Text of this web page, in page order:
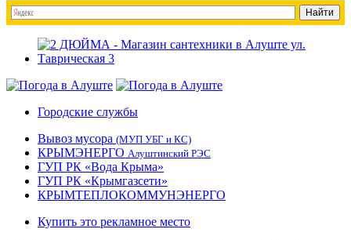
Городские службы
Вывоз мусора (МУП УБГ и КС)
КРЫМЭНЕРГО Алуштинский РЭС
ГУП РК «Вода Крыма»
ГУП РК «Крымгазсети»
КРЫМТЕПЛОКОММУНЭНЕРГО
Купить это рекламное место